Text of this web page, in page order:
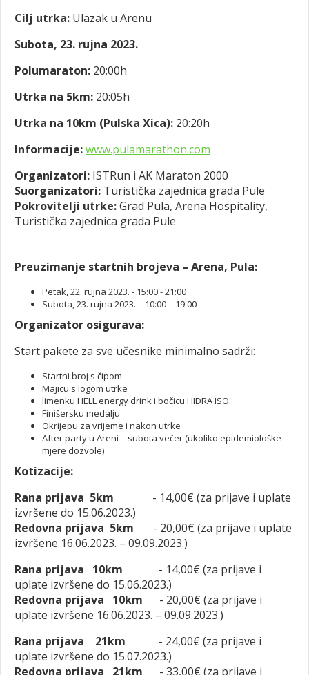
Cilj utrka: Ulazak u Arenu
Subota, 23. rujna 2023.
Polumaraton: 20:00h
Utrka na 5km: 20:05h
Utrka na 10km (Pulska Xica): 20:20h
Informacije:www.pulamarathon.com
Organizatori: ISTRun i AK Maraton 2000
Suorganizatori: Turistička zajednica grada Pule
Pokrovitelji utrke:Grad Pula, Arena Hospitality,
Turistička zajednica grada Pule
Preuzimanje startnih brojeva – Arena, Pula:
Petak, 22. rujna 2023. - 15:00 - 21:00
Subota, 23. rujna 2023. – 10:00 – 19:00
Organizator osigurava:
Start pakete za sve učesnike minimalno sadrži:
Startni broj s čipom
Majicu s logom utrke
limenku HELL energy drink i bočicu HIDRA ISO.
Finišersku medalju
Okrijepu za vrijeme i nakon utrke
After party u Areni – subota večer (ukoliko epidemiološke
mjere dozvole)
Kotizacije:
Rana prijava 5km
- 14,00€ (za prijave i uplate
izvršene do 15.06.2023.)
Redovna prijava 5km
- 20,00€ (za prijave i uplate
izvršene 16.06.2023. – 09.09.2023.)
Rana prijava
10km
- 14,00€ (za prijave i
uplate izvršene do 15.06.2023.)
Redovna prijava 10km
- 20,00€ (za prijave i
uplate izvršene 16.06.2023. – 09.09.2023.)
Rana prijava
21km
- 24,00€ (za prijave i
uplate izvršene do 15.07.2023.)
Redovna prijava 21km
- 33,00€ (za prijave i